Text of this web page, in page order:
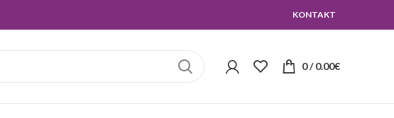
KONTAKT
0/ 0.00€